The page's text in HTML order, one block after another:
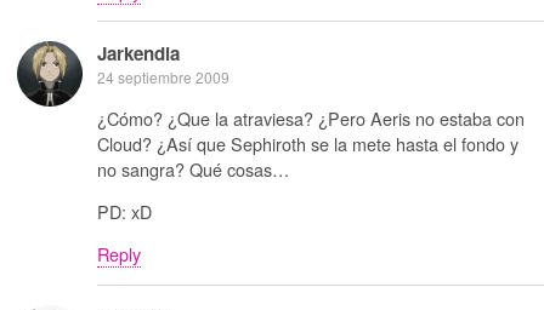
Jarkendia
24 septiembre 2009
¿Cómo? ¿Que la atraviesa? ¿Pero Aeris no estaba con
Cloud? ¿Así que Sephiroth se la mete hasta el fondo y
no sangra? Qué cosas…
PD: xD
Reply